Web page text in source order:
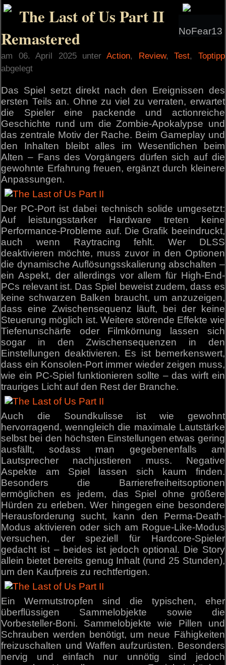
NoFear13
The Last of Us Part II
Remastered
am 06. April 2025 unterAction, Review,Test, Toptipp
abgelegt
Das Spiel setzt direkt nach den Ereignissen des
ersten Teils an. Ohne zu viel zu verraten, erwartet
die Spieler eine packende und actionreiche
Geschichte rund um die Zombie-Apokalypse und
das zentrale Motiv der Rache. Beim Gameplay und
den Inhalten bleibt alles im Wesentlichen beim
Alten – Fans des Vorgängers dürfen sich auf die
gewohnte Erfahrung freuen, ergänzt durch kleinere
Anpassungen.
Der PC-Port ist dabei technisch solide umgesetzt:
Auf leistungsstarker Hardware treten keine
Performance-Probleme auf. Die Grafik beeindruckt,
auch wenn Raytracing fehlt. Wer DLSS
deaktivieren möchte, muss zuvor in den Optionen
die dynamische Auflösungsskalierung abschalten –
ein Aspekt, der allerdings vor allem für High-End-
PCs relevant ist. Das Spiel beweist zudem, dass es
keine schwarzen Balken braucht, um anzuzeigen,
dass eine Zwischensequenz läuft, bei der keine
Steuerung möglich ist. Weitere störende Effekte wie
Tiefenunschärfe oder Filmkörnung lassen sich
sogar in den Zwischensequenzen in den
Einstellungen deaktivieren. Es ist bemerkenswert,
dass ein Konsolen-Port immer wieder zeigen muss,
wie ein PC-Spiel funktionieren sollte – das wirft ein
trauriges Licht auf den Rest der Branche.
Auch die Soundkulisse ist wie gewohnt
hervorragend, wenngleich die maximale Lautstärke
selbst bei den höchsten Einstellungen etwas gering
ausfällt, sodass man gegebenenfalls am
Lautsprecher nachjustieren muss. Negative
Aspekte am Spiel lassen sich kaum finden.
Besonders die Barrierefreiheitsoptionen
ermöglichen es jedem, das Spiel ohne größere
Hürden zu erleben. Wer hingegen eine besondere
Herausforderung sucht, kann den Perma-Death-
Modus aktivieren oder sich am Rogue-Like-Modus
versuchen, der speziell für Hardcore-Spieler
gedacht ist – beides ist jedoch optional. Die Story
allein bietet bereits genug Inhalt (rund 25 Stunden),
um den Kaufpreis zu rechtfertigen.
Ein Wermutstropfen sind die typischen, eher
überflüssigen Sammelobjekte sowie die
Vorbesteller-Boni. Sammelobjekte wie Pillen und
Schrauben werden benötigt, um neue Fähigkeiten
freizuschalten und Waffen aufzurüsten. Besonders
nervig und einfach nur unnötig sind jedoch